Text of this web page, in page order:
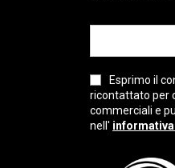
Esprimo il
ricontattato per
commerciali e
nell'